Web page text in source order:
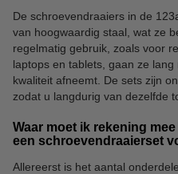
De schroevendraaiers in de
van hoogwaardig staal, wat ze
regelmatig gebruik, zoals voor
laptops en tablets, gaan ze
kwaliteit afneemt. De sets zijn
zodat u langdurig van dezelfde
Waar moet ik rekening
een schroevendraaierset
Allereerst is het aantal